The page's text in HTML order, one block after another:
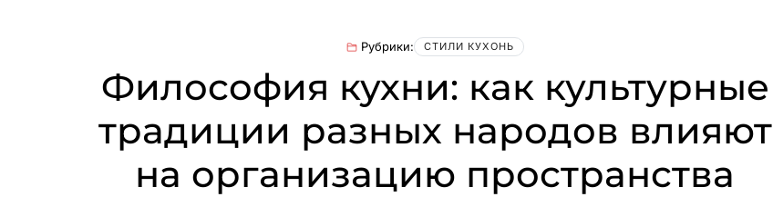
Рубрики: СТИЛИ КУХОНЬ
Философия кухни: как культурные
традиции разных народов влияют
на организацию пространства